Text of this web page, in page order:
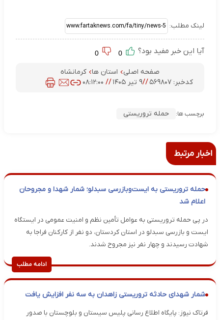
لینک مطلب:
آیا این خبر مفید بود؟
صفحه اصلی استان ها کرمانشاه
کدخبر:۵۶۹۸۰۷ //۹ تیر ۱۴۰۵ // ۰۸:۱۲:۰۰
برچسب ها: حمله تروریستی
اخبار مرتبط
حمله تروریستی به ایست‌وبازرسی سبدلو؛ شمار شهدا و مجروحان
اعلام شد
در پی حمله تروریستی به عوامل تأمین نظم و امنیت عمومی در ایستگاه
ایست و بازرسی سبدلو در استان کردستان، دو نفر از کارکنان فراجا به
شهادت رسیدند و چهار نفر نیز مجروح شدند.
ادامه مطلب
شمار شهدای حادثه تروریستی زاهدان به سه نفر افزایش یافت
فرتاک نیوز: پایگاه اطلاع رسانی پلیس سیستان و بلوچستان با صدور